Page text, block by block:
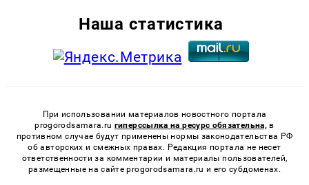
Наша статистика
При использовании материалов новостного портала
progorodsamara.ru гиперссылка на ресурс обязательна, в
противном случае будут применены нормы законодательства РФ
об авторских и смежных правах. Редакция портала не несет
ответственности за комментарии и материалы пользователей,
размещенные на сайте progorodsamara.ru и его субдоменах.